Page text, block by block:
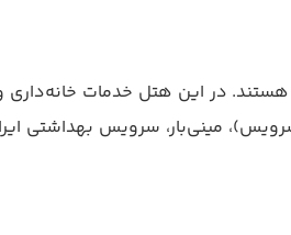
در مجموع ۲۴ واحد اقامتی (اتاق و سوئیت) دارد. اتاق‌های این مجموعه
مینی‌بار، سرویس بهداشتی